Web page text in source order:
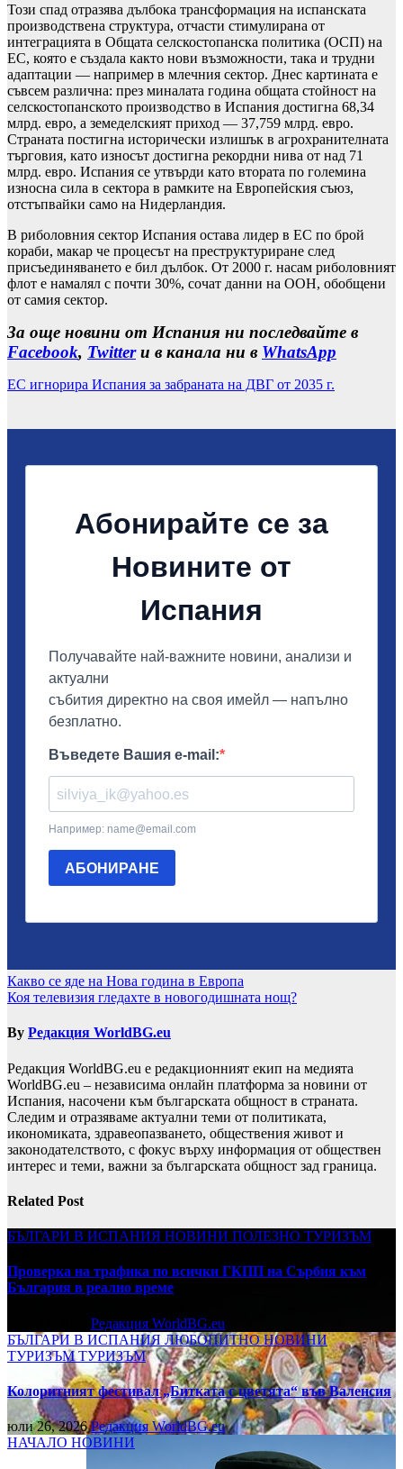
Този спад отразява дълбока трансформация на испанската
производствена структура, отчасти стимулирана от
интеграцията в Общата селскостопанска политика (ОСП) на
ЕС, която е създала както нови възможности, така и трудни
адаптации — например в млечния сектор. Днес картината е
съвсем различна: през миналата година общата стойност на
селскостопанското производство в Испания достигна 68,34
млрд. евро, а земеделският приход — 37,759 млрд. евро.
Страната постигна исторически излишък в агрохранителната
търговия, като износът достигна рекордни нива от над 71
млрд. евро. Испания се утвърди като втората по големина
износна сила в сектора в рамките на Европейския съюз,
отстъпвайки само на Нидерландия.
В риболовния сектор Испания остава лидер в ЕС по брой
кораби, макар че процесът на преструктуриране след
присъединяването е бил дълбок. От 2000 г. насам риболовният
флот е намалял с почти 30%, сочат данни на ООН, обобщени
от самия сектор.
За още новини от Испания ни последвайте в
Facebook, Twitterи в канала ни в WhatsApp
ЕС игнорира Испания за забраната на ДВГ от 2035 г.
Навигация
Какво се яде на Нова година в Европа
Коя телевизия гледахте в новогодишната нощ?
By Редакция WorldBG.eu
Редакция WorldBG.eu е редакционният екип на медията
WorldBG.eu – независима онлайн платформа за новини от
Испания, насочени към българската общност в страната.
Следим и отразяваме актуални теми от политиката,
икономиката, здравеопазването, обществения живот и
законодателството, с фокус върху информация от обществен
интерес и теми, важни за българската общност зад граница.
Related Post
БЪЛГАРИ В ИСПАНИЯ НОВИНИ ПОЛЕЗНО ТУРИЗЪМ
Проверка на трафика по всички ГКПП на Сърбия към
България в реално време
Редакция WorldBG.eu
БЪЛГАРИ В ИСПАНИЯ ЛЮБОПИТНОНОВИНИ
ТУРИЗЪМТУРИЗЪМ
Колоритният фестивал „Битката с цветята“ във Валенсия
юли 26, 2026Редакция WorldBG.eu
НАЧАЛО НОВИНИ